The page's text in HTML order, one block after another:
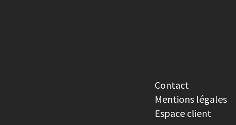
Contact
Mentions légales
Espace client